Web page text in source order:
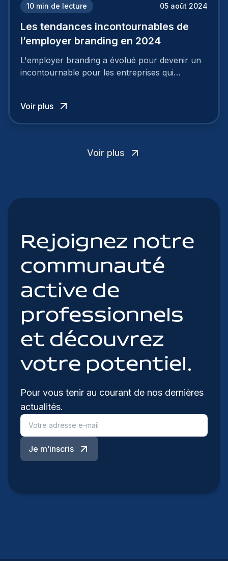
10 min de lecture 05 août 2024
Les tendances incontournables de
l’employer branding en 2024
L'employer branding a évolué pour devenir un
incontournable pour les entreprises qui
Voir plus
Voir plus
Rejoignez notre
communauté
active de
professionnels
et découvrez
votre potentiel.
Pour vous tenir au courant de nos dernières
actualités.
Je m’inscris